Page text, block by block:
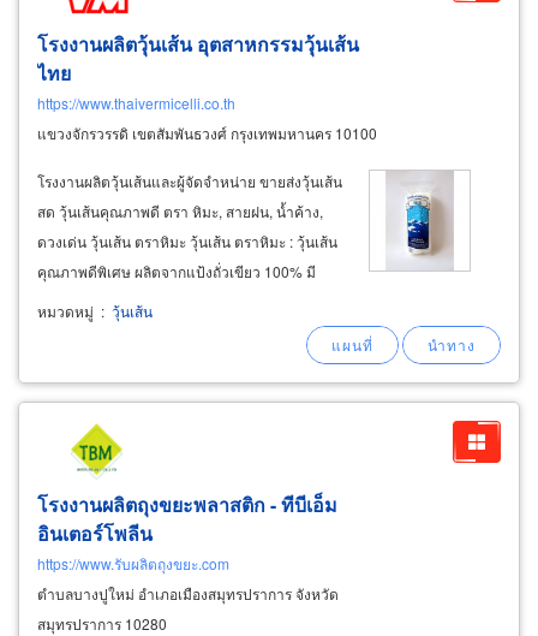
โรงงานผลิตวุ้นเส้น อุตสาหกรรมวุ้นเส้น
ไทย
https://www.thaivermicelli.co.th
แขวงจักรวรรดิ เขตสัมพันธวงศ์ กรุงเทพมหานคร 10100
โรงงานผลิตวุ้นเส้นและผู้จัดจำหน่าย ขายส่งวุ้นเส้น
สด วุ้นเส้นคุณภาพดี ตรา หิมะ, สายฝน, น้ำค้าง,
ดวงเด่น วุ้นเส้น ตราหิมะ ​ วุ้นเส้น ตราหิมะ : วุ้นเส้น
คุณภาพดีพิเศษ ผลิตจากแป้งถั่วเขียว 100% มี
ความเหนียว กรึบ เป็นเอกลักษณ์เฉพาะของแป้งถั่ว
หมวดหมู่ : วุ้นเส้น
โรงงานผลิตถุงขยะพลาสติก - ทีบีเอ็ม
อินเตอร์โพลีน
https://www.รับผลิตถุงขยะ.com
ตำบลบางปูใหม่ อำเภอเมืองสมุทรปราการ จังหวัด
สมุทรปราการ 10280